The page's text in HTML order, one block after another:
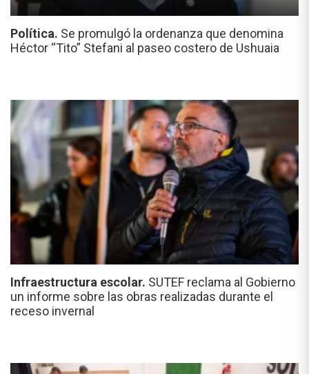
Política. Se promulgó la ordenanza que denomina
Héctor “Tito” Stefani al paseo costero de Ushuaia
Infraestructura escolar. SUTEF reclama al Gobierno
un informe sobre las obras realizadas durante el
receso invernal